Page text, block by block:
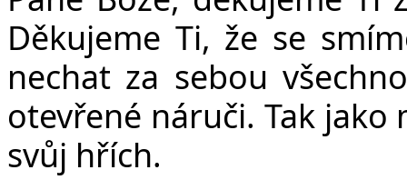
Děkujeme Ti, že se
nechat za sebou
otevřené náruči. Tak
svůj hřích.